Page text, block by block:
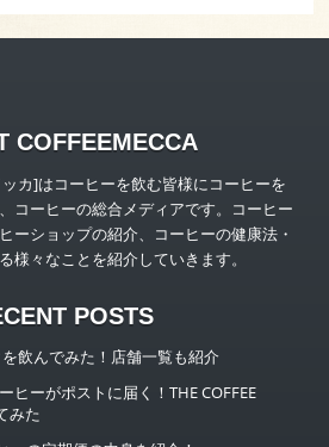
COFFEEMECCA
カ]はコーヒーを飲む皆様にコーヒーを
コーヒーの総合メディアです。コーヒー
ーショップの紹介、コーヒーの健康法・
様々なことを紹介していきます。
POSTS
飲んでみた！店舗一覧も紹介
ヒーがポストに届く！THE COFFEE
みた